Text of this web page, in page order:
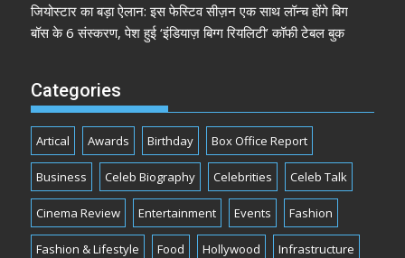
जियोस्टार का बड़ा ऐलान: इस फेस्टिव सीज़न एक साथ लॉन्च होंगे बिग
बॉस के 6 संस्करण, पेश हुई ‘इंडियाज़ बिग्ग रियलिटी’ कॉफी टेबल बुक
Categories
Artical Awards Birthday Box Office Report
Business Celeb Biography Celebrities Celeb Talk
Cinema Review Entertainment Events Fashion
Fashion & Lifestyle Food Hollywood Infrastructure